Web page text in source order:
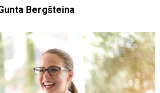
Bergšteina